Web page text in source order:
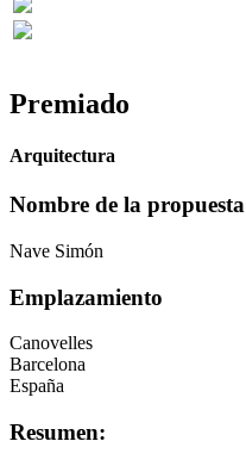
Premiado
Arquitectura
Nombre de la propuesta
Nave Simón
Emplazamiento
Canovelles
Barcelona
España
Resumen: